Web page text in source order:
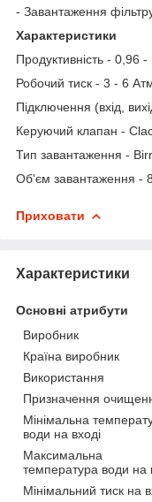
- Завантаження
Характеристики
Продуктивність - 0,96
Робочий тиск - 3 - 6
Підключення (вхід,
Керуючий клапан -
Тип завантаження -
Об'єм завантаження -
Приховати
Характеристики
Основні атрибути
Виробник
Країна виробник
Використання
Призначення
Мінімальна
води на вході
Максимальна
температура води на
Мінімальний тиск на